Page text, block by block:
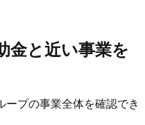
金と近い事業を
ープの事業全体を確認でき